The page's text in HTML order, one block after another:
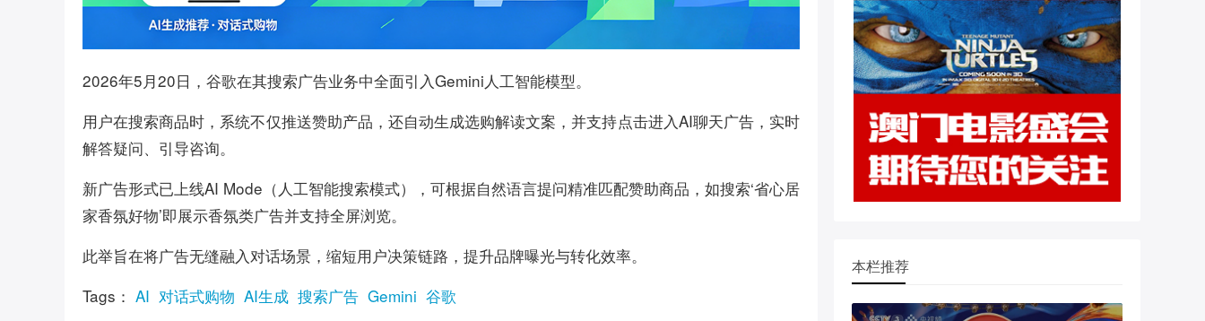
2026年5月20日，谷歌在其搜索广告业务中全面引入Gemini人工智能模型。
用户在搜索商品时，系统不仅推送赞助产品，还自动生成选购解读文案，并支持点击进入AI聊天广告，实时
解答疑问、引导咨询。
新广告形式已上线AI Mode（人工智能搜索模式），可根据自然语言提问精准匹配赞助商品，如搜索‘省心居
家香氛好物’即展示香氛类广告并支持全屏浏览。
此举旨在将广告无缝融入对话场景，缩短用户决策链路，提升品牌曝光与转化效率。
Tags： AI 对话式购物 AI生成 搜索广告 Gemini 谷歌
本栏推荐